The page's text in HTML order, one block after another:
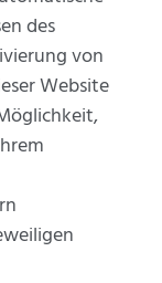
des
von
Website